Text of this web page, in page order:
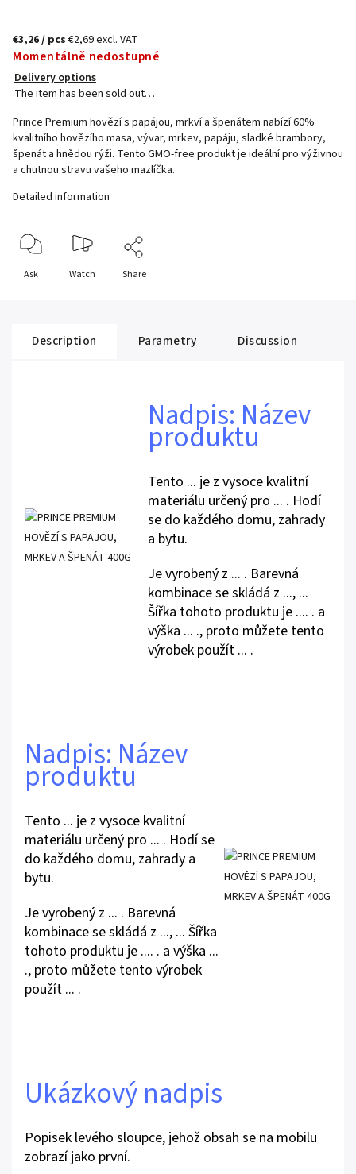
€3,26/ pcs €2,69 excl. VAT
Momentálně nedostupné
Delivery options
The item has been sold out…
Prince Premium hovězí s papájou, mrkví a špenátem nabízí 60%
kvalitního hovězího masa, vývar, mrkev, papáju, sladké brambory,
špenát a hnědou rýži. Tento GMO-free produkt je ideální pro výživnou
a chutnou stravu vašeho mazlíčka.
Detailed information
Ask Watch Share
Description Parametry Discussion
Nadpis: Název
produktu
Tento ... je z vysoce kvalitní
materiálu určený pro ... . Hodí
se do každého domu, zahrady
a bytu.
Je vyrobený z ... . Barevná
kombinace se skládá z ..., ...
Šířka tohoto produktu je .... . a
výška ... ., proto můžete tento
výrobek použít ... .
Nadpis: Název
produktu
Tento ... je z vysoce kvalitní
materiálu určený pro ... . Hodí se
do každého domu, zahrady a
bytu.
Je vyrobený z ... . Barevná
kombinace se skládá z ..., ... Šířka
tohoto produktu je .... . a výška ...
., proto můžete tento výrobek
použít ... .
Ukázkový nadpis
Popisek levého sloupce, jehož obsah se na mobilu
zobrazí jako první.